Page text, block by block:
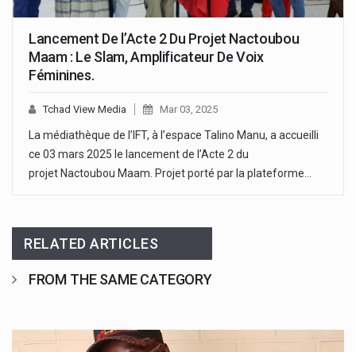
Lancement De l’Acte 2 Du Projet Nactoubou
Maam : Le Slam, Amplificateur De Voix
Féminines.
Tchad View Media Mar 03, 2025
La médiathèque de l’IFT, à l’espace Talino Manu, a accueilli
ce 03 mars 2025 le lancement de l’Acte 2 du
projet Nactoubou Maam. Projet porté par la plateforme…
RELATED ARTICLES
FROM THE SAME CATEGORY